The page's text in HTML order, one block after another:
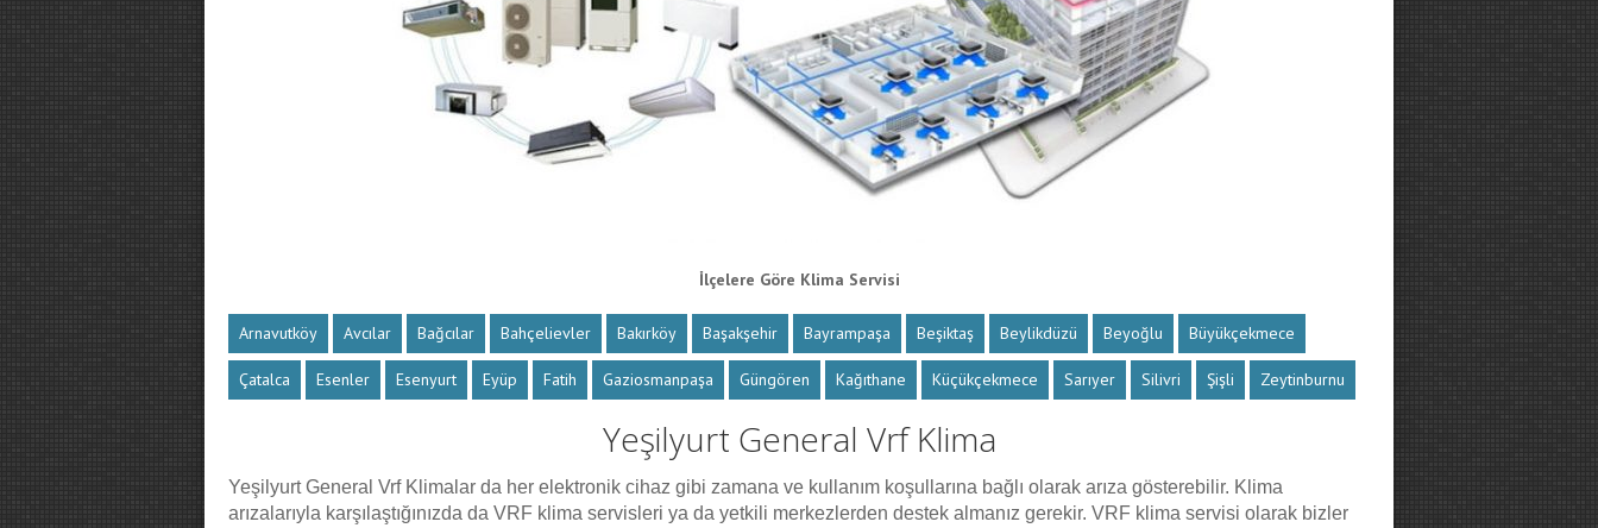
İlçelere Göre Klima Servisi
Arnavutköy Avcılar Bağcılar Bahçelievler Bakırköy Başakşehir Bayrampaşa Beşiktaş Beylikdüzü Beyoğlu Büyükçekmece
Çatalca Esenler Esenyurt Eyüp Fatih Gaziosmanpaşa Güngören Kağıthane Küçükçekmece Sarıyer Silivri Şişli Zeytinburnu
Yeşilyurt General Vrf Klima
Yeşilyurt General Vrf Klimalar da her elektronik cihaz gibi zamana ve kullanım koşullarına bağlı olarak arıza gösterebilir. Klima
arızalarıyla karşılaştığınızda da VRF klima servisleri ya da yetkili merkezlerden destek almanız gerekir. VRF klima servisi olarak bizler